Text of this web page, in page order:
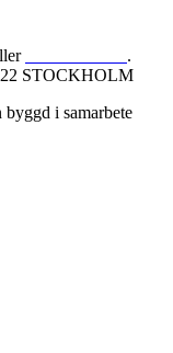
.
22 STOCKHOLM
i samarbete